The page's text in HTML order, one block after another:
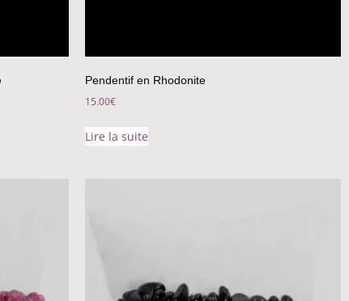
Pendentif en Rhodonite
15.00€
Lire la suite